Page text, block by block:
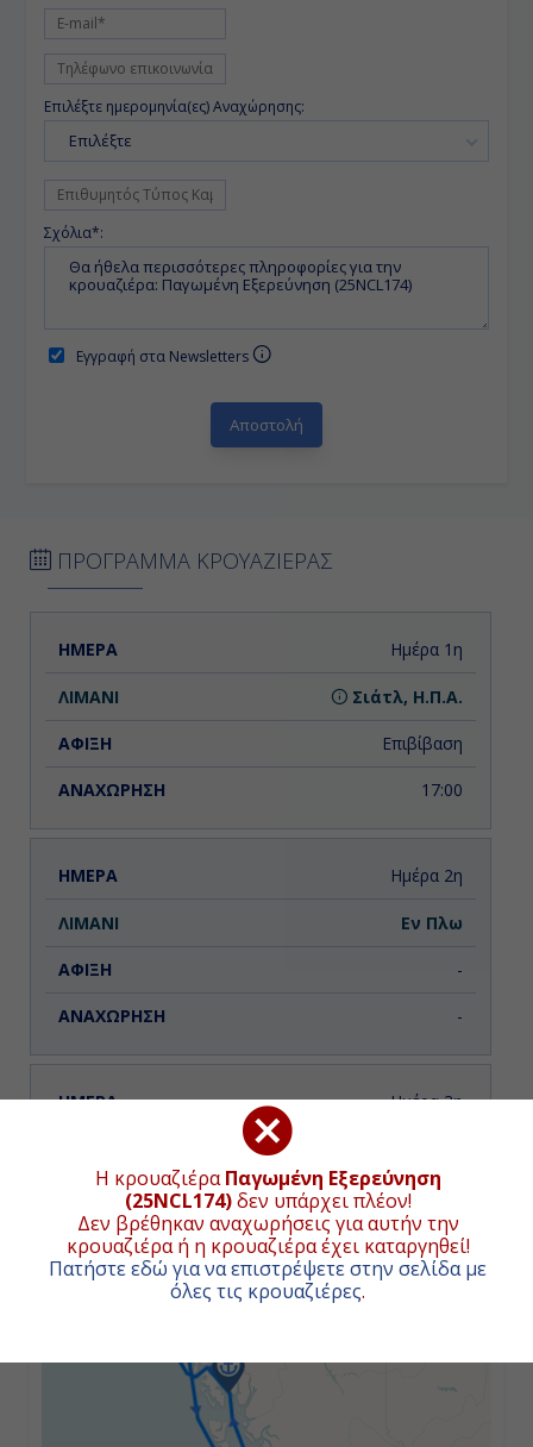
Η κρουαζιέραΠαγωμένη Εξερεύνηση
(25NCL174)δεν υπάρχει πλέον!
Δεν βρέθηκαν αναχωρήσεις για αυτήν την
κρουαζιέρα ή η κρουαζιέρα έχει καταργηθεί!
Πατήστε εδώ για να επιστρέψετε στην σελίδα με
όλες τις κρουαζιέρες.
Επιλέξτε ημερομηνία(ες) Αναχώρησης:
Επιλέξτε
Σχόλια*:
Εγγραφή στα Newsletters
ΠΡΟΓΡΑΜΜΑ ΚΡΟΥΑΖΙΕΡΑΣ
ΗΜΕΡΑ ΑΝΑΧΩΡΗΣΗ
Ημέρα 1η
Σιάτλ, Η.Π.Α.
Επιβίβαση
17:00
Ημέρα 2η
Εν Πλω
-
-
Ημέρα 3η
Κέτσικαν ( Αλάσκα ), Η.Π.Α.
07:00
17:00
ΧΑΡΤΗΣ ΚΡΟΥΑΖΙΕΡΑΣ
+
−